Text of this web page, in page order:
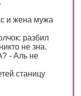
и жена мужа
разбил
не зна.
- Аль не
станицу